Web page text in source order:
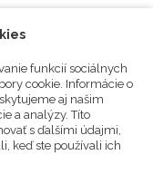
Drevo Tvar a
funkcií sociálnych
cookie. Informácie o
aj našim
a analýzy. Títo
s ďalšími údajmi,
keď ste používali ich